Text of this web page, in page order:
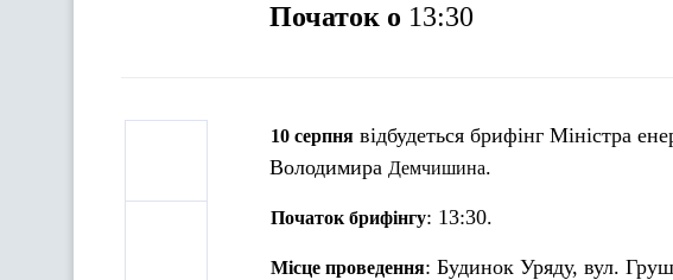
Початок о 13:30
10 серпня відбудеться брифінг Міністра
Володимира Демчишина.
Початок брифінгу: 13:30.
Місце проведення: Будинок Уряду, вул.